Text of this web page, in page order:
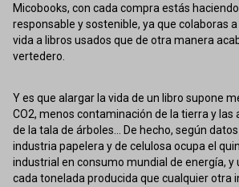
Micobooks, con cada compra estás
responsable y sostenible, ya que colaboras
vida a libros usados que de otra manera
vertedero.
Y es que alargar la vida de un libro supone
CO2, menos contaminación de la tierra y las
de la tala de árboles... De hecho, según
industria papelera y de celulosa ocupa el
industrial en consumo mundial de energía,
cada tonelada producida que cualquier otra